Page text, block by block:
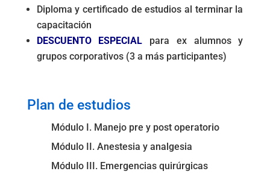
Diploma y certificado de estudios al terminar la
capacitación
DESCUENTO ESPECIAL para ex alumnos y
grupos corporativos (3 a más participantes)
Plan de estudios
Módulo I. Manejo pre y post operatorio
Módulo II. Anestesia y analgesia
Módulo III. Emergencias quirúrgicas